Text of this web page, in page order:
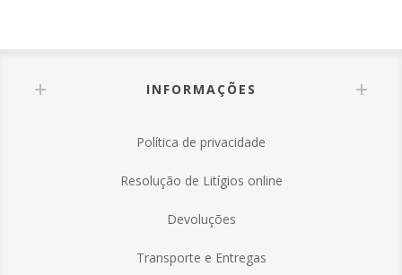
INFORMAÇÕES
Política de privacidade
Resolução de Litígios online
Devoluções
Transporte e Entregas